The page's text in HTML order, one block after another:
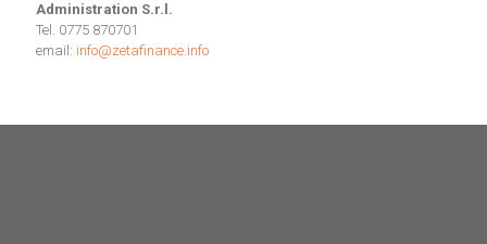
Administration S.r.l.
Tel. 0775 870701
email: info@zetafinance.info